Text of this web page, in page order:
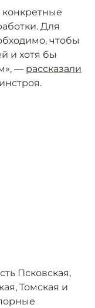
Для
чтобы
и хотя бы
— рассказали
Псковская,
Томская и